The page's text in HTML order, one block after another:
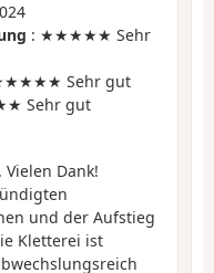
: ★★★★★ Sehr
Sehr gut
Sehr gut
Dank!
und der Aufstieg
Kletterei ist